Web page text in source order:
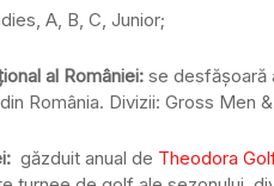
A, B, C, Junior;
al României: se desfășoară
România. Divizii: Gross Men
găzduit anual de Theodora